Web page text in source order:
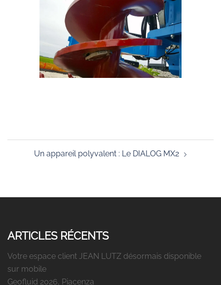
d’articleUn appareil polyvalent : Le DIALOG MX2
ARTICLES RÉCENTS
Votre espace client JEAN LUTZ désormais disponible
sur mobile
Geofluid 2026, Piacenza